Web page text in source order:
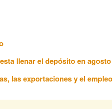
llenar el depósito en agosto
las exportaciones y el empleo